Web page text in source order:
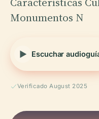
Monumentos N
Escuchar
Verificado August 2025